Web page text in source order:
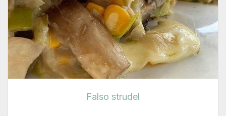
Falso strudel